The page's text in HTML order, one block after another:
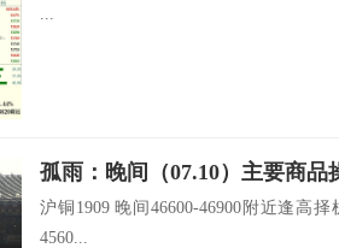
...
孤雨：晚间（07.10）主要商品
沪铜1909 晚间46600-46900附近逢高
4560...